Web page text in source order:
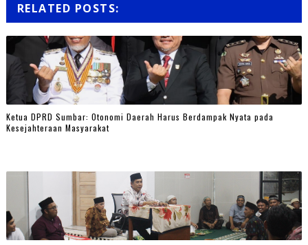
RELATED POSTS:
Ketua DPRD Sumbar: Otonomi Daerah Harus Berdampak Nyata pada
Kesejahteraan Masyarakat